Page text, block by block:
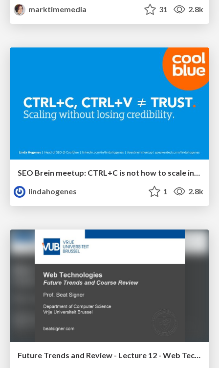
marktimemedia
31 2.8k
SEO Brein meetup: CTRL+C is not how to scale international SEO
lindahogenes
1 2.8k